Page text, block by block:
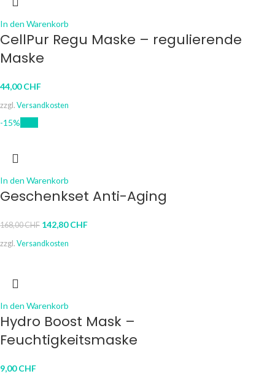
In den Warenkorb
CellPur Regu Maske – regulierende
Maske
44,00CHF
zzgl. Versandkosten
-15%
In den Warenkorb
Geschenkset Anti-Aging
168,00CHF 142,80CHF
zzgl. Versandkosten
In den Warenkorb
Hydro Boost Mask –
Feuchtigkeitsmaske
9,00CHF